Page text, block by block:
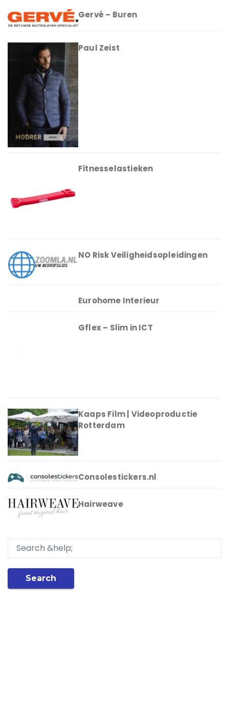
Gervé – Buren
Paul Zeist
Fitnesselastieken
NO Risk Veiligheidsopleidingen
Eurohome Interieur
Gflex – Slim in ICT
Kaaps Film | Videoproductie
Rotterdam
Consolestickers.nl
Hairweave
Search